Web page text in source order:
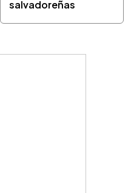
salvadoreñas